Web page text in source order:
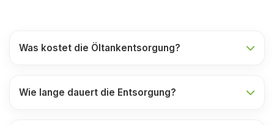
Was kostet die Öltankentsorgung?
Wie lange dauert die Entsorgung?